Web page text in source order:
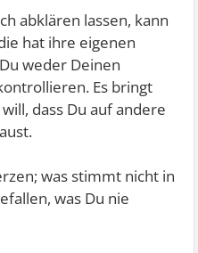
abklären lassen, kann
hat ihre eigenen
weder Deinen
Es bringt
dass Du auf andere
was stimmt nicht in
was Du nie